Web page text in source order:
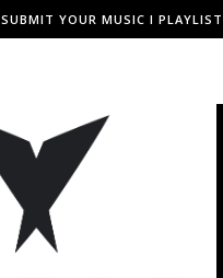
SUBMIT YOUR MUSIC I